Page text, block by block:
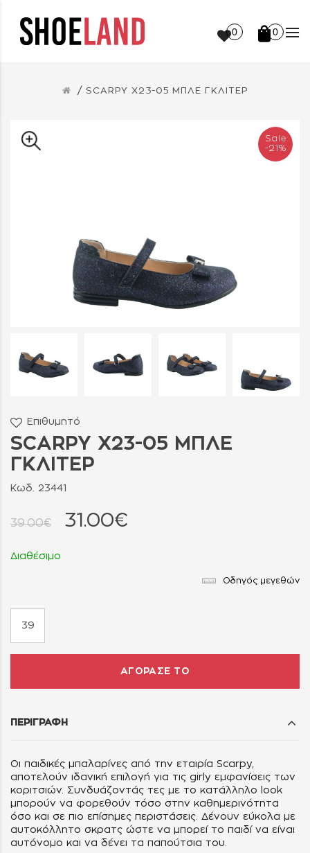
0 0
SCARPY X23-05 ΜΠΛΕ ΓΚΛΙΤΕΡ
Sale
-21%
Επιθυμητό
SCARPY X23-05 ΜΠΛΕ
ΓΚΛΙΤΕΡ
Κωδ. 23441
39.00€ 31.00€
Διαθέσιμο
Οδηγός μεγεθών
39
ΑΓΟΡΑΣΕ ΤΟ
ΠΕΡΙΓΡΑΦΗ
Οι παιδικές μπαλαρίνες από την εταιρία Scarpy,
αποτελούν ιδανική επιλογή για τις girly εμφανίσεις των
κοριτσιών. Συνδυάζοντάς τες με το κατάλληλο look
μπορούν να φορεθούν τόσο στην καθημερινότητα
όσο και σε πιο επίσημες περιστάσεις. Δένουν εύκολα με
αυτοκόλλητο σκρατς ώστε να μπορεί το παιδί να είναι
αυτόνομο και να δένει τα παπούτσια του.